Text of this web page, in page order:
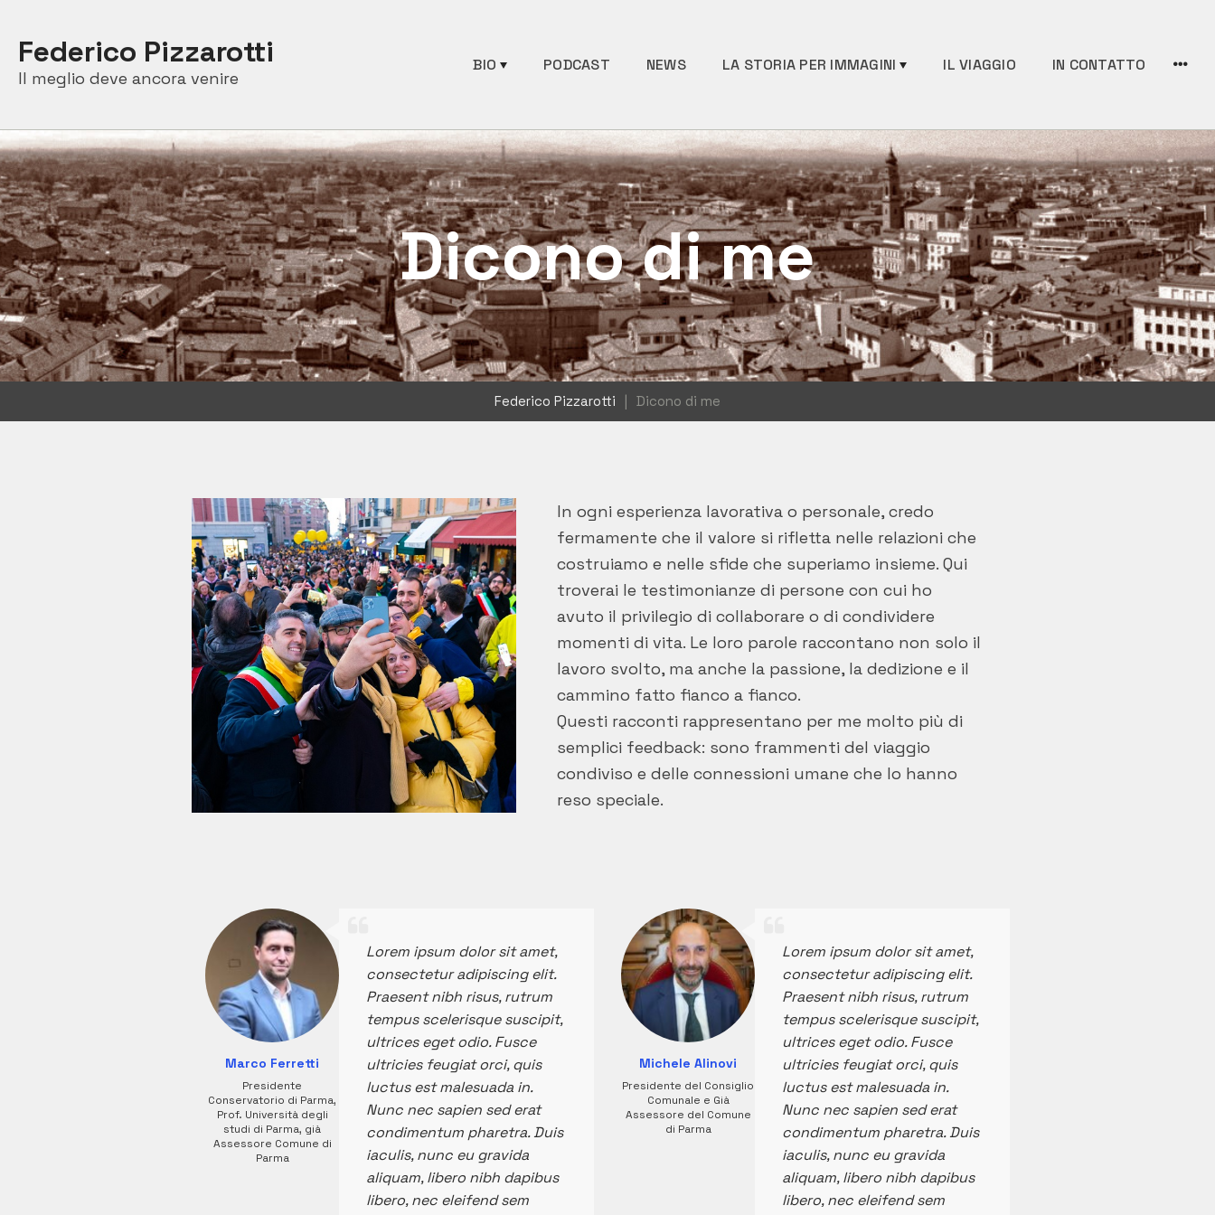
content
Federico Pizzarotti
Il meglio deve ancora venire
BIO PODCAST NEWS LA STORIA PER IMMAGINI IL VIAGGIO IN CONTATTO MORE
Dicono di me
Federico Pizzarotti | Dicono di me
In ogni esperienza lavorativa o personale, credo
fermamente che il valore si rifletta nelle relazioni che
costruiamo e nelle sfide che superiamo insieme. Qui
troverai le testimonianze di persone con cui ho
avuto il privilegio di collaborare o di condividere
momenti di vita. Le loro parole raccontano non solo il
lavoro svolto, ma anche la passione, la dedizione e il
cammino fatto fianco a fianco.
Questi racconti rappresentano per me molto più di
semplici feedback: sono frammenti del viaggio
condiviso e delle connessioni umane che lo hanno
reso speciale.
Marco Ferretti
Presidente
Conservatorio di Parma,
Prof. Università degli
studi di Parma, già
Assessore Comune di
Parma
Lorem ipsum dolor sit amet,
consectetur adipiscing elit.
Praesent nibh risus, rutrum
tempus scelerisque suscipit,
ultrices eget odio. Fusce
ultricies feugiat orci, quis
luctus est malesuada in.
Nunc nec sapien sed erat
condimentum pharetra. Duis
iaculis, nunc eu gravida
aliquam, libero nibh dapibus
libero, nec eleifend sem
Michele Alinovi
Presidente del Consiglio
Comunale e Già
Assessore del Comune
di Parma
Lorem ipsum dolor sit amet,
consectetur adipiscing elit.
Praesent nibh risus, rutrum
tempus scelerisque suscipit,
ultrices eget odio. Fusce
ultricies feugiat orci, quis
luctus est malesuada in.
Nunc nec sapien sed erat
condimentum pharetra. Duis
iaculis, nunc eu gravida
aliquam, libero nibh dapibus
libero, nec eleifend sem